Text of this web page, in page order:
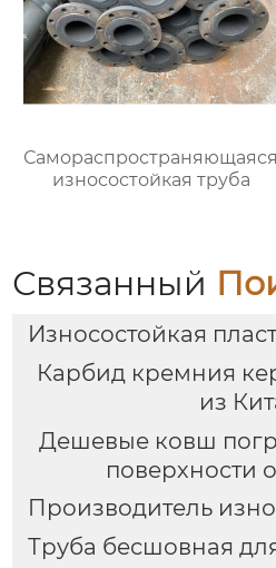
Самораспространяющаяся
износостойкая труба
Связанный
Износостойкая
Карбид кремния
из
Дешевые ковш
поверхности
Производитель
Труба бесшовная